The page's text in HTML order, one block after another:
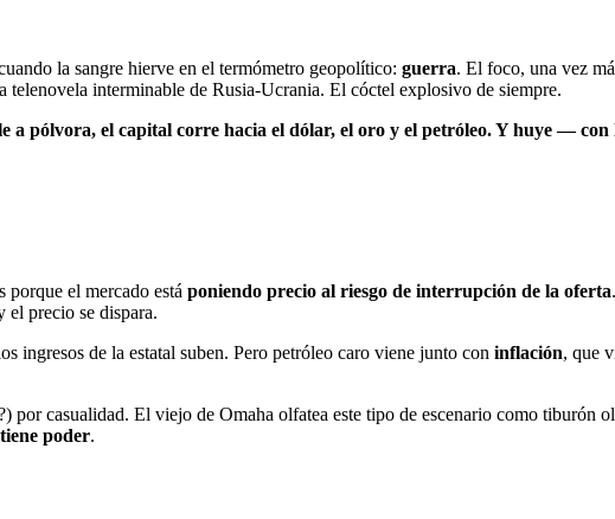
la sangre hierve en el termómetro geopolítico: guerra. El foco, una vez
interminable de Rusia-Ucrania. El cóctel explosivo de siempre.
a pólvora, el capital corre hacia el dólar, el oro y el petróleo. Y huye —
porque el mercado está poniendo precio al riesgo de interrupción de la oferta
el precio se dispara.
ingresos de la estatal suben. Pero petróleo caro viene junto con inflación, que
casualidad. El viejo de Omaha olfatea este tipo de escenario como tiburón
poder.